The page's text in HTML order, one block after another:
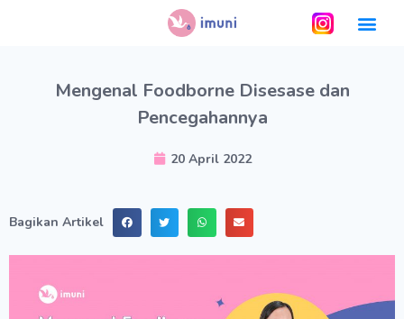
Mengenal Foodborne Disesase dan
Pencegahannya
20 April 2022
Bagikan Artikel